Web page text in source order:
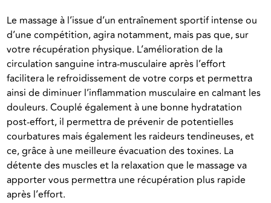
Le massage à l’issue d’un entraînement sportif intense ou
d’une compétition, agira notamment, mais pas que, sur
votre récupération physique. L’amélioration de la
circulation sanguine intra-musculaire après l’effort
facilitera le refroidissement de votre corps et permettra
ainsi de diminuer l’inflammation musculaire en calmant les
douleurs. Couplé également à une bonne hydratation
post-effort, il permettra de prévenir de potentielles
courbatures mais également les raideurs tendineuses, et
ce, grâce à une meilleure évacuation des toxines. La
détente des muscles et la relaxation que le massage va
apporter vous permettra une récupération plus rapide
après l’effort.